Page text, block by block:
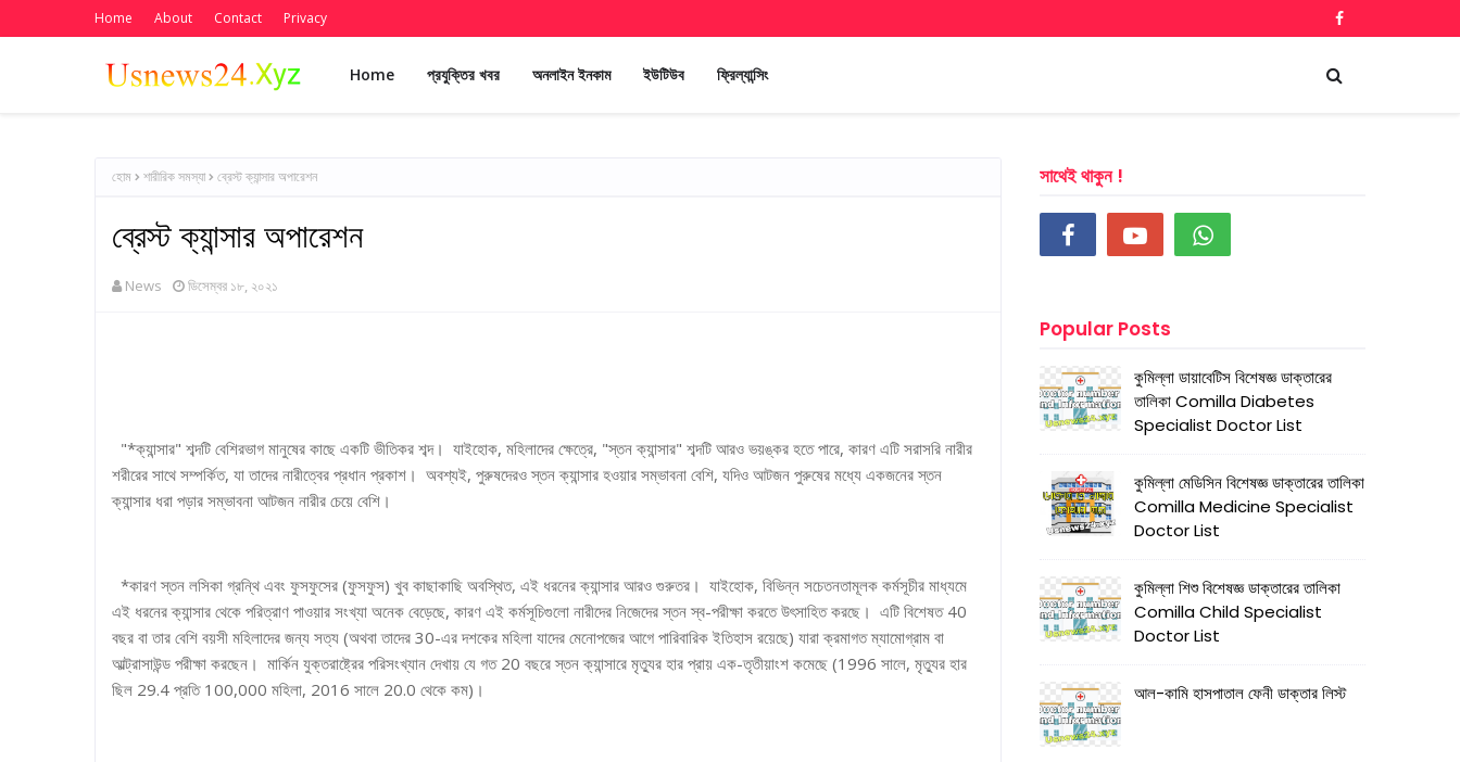
Home About Contact Privacy
Home প্রযুক্তির খবর অনলাইন ইনকাম ইউটিউব ফ্রিল্যান্সিং
হোম শারীরিক সমস্যা ব্রেস্ট ক্যান্সার অপারেশন
ব্রেস্ট ক্যান্সার অপারেশন
News ডিসেম্বর ১৮, ২০২১
"*ক্যান্সার" শব্দটি বেশিরভাগ মানুষের কাছে একটি ভীতিকর শব্দ। যাইহোক, মহিলাদের ক্ষেত্রে, "স্তন ক্যান্সার" শব্দটি আরও ভয়ঙ্কর হতে পারে, কারণ এটি সরাসরি নারীর
শরীরের সাথে সম্পর্কিত, যা তাদের নারীত্বের প্রধান প্রকাশ। অবশ্যই, পুরুষদেরও স্তন ক্যান্সার হওয়ার সম্ভাবনা বেশি, যদিও আটজন পুরুষের মধ্যে একজনের স্তন
ক্যান্সার ধরা পড়ার সম্ভাবনা আটজন নারীর চেয়ে বেশি।
*কারণ স্তন লসিকা গ্রন্থি এবং ফুসফুসের (ফুসফুস) খুব কাছাকাছি অবস্থিত, এই ধরনের ক্যান্সার আরও গুরুতর। যাইহোক, বিভিন্ন সচেতনতামূলক কর্মসূচীর মাধ্যমে
এই ধরনের ক্যান্সার থেকে পরিত্রাণ পাওয়ার সংখ্যা অনেক বেড়েছে, কারণ এই কর্মসূচিগুলো নারীদের নিজেদের স্তন স্ব-পরীক্ষা করতে উৎসাহিত করছে। এটি বিশেষত 40
বছর বা তার বেশি বয়সী মহিলাদের জন্য সত্য (অথবা তাদের 30-এর দশকের মহিলা যাদের মেনোপজের আগে পারিবারিক ইতিহাস রয়েছে) যারা ক্রমাগত ম্যামোগ্রাম বা
আল্ট্রাসাউন্ড পরীক্ষা করছেন। মার্কিন যুক্তরাষ্ট্রের পরিসংখ্যান দেখায় যে গত 20 বছরে স্তন ক্যান্সারে মৃত্যুর হার প্রায় এক-তৃতীয়াংশ কমেছে (1996 সালে, মৃত্যুর হার
ছিল 29.4 প্রতি 100,000 মহিলা, 2016 সালে 20.0 থেকে কম)।
সাথেই থাকুন !
Popular Posts
কুমিল্লা ডায়াবেটিস বিশেষজ্ঞ ডাক্তারের
তালিকা Comilla Diabetes
Specialist Doctor List
কুমিল্লা মেডিসিন বিশেষজ্ঞ ডাক্তারের তালিকা
Comilla Medicine Specialist
Doctor List
কুমিল্লা শিশু বিশেষজ্ঞ ডাক্তারের তালিকা
Comilla Child Specialist
Doctor List
আল-কামি হাসপাতাল ফেনী ডাক্তার লিস্ট